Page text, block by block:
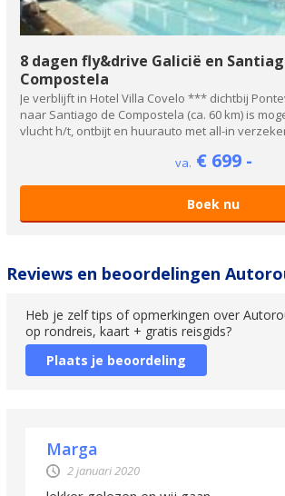
8 dagen fly&drive Galicië en
Compostela
Je verblijft in Hotel Villa Covelo *** dichtbij
naar Santiago de Compostela (ca. 60 km) is
vlucht h/t, ontbijt en huurauto met all-in
va. € 699 -
Boek nu
Reviews en beoordelingen
Heb je zelf tips of opmerkingen over
op rondreis, kaart + gratis reisgids?
Plaats je beoordeling
Marga
2 januari 2020